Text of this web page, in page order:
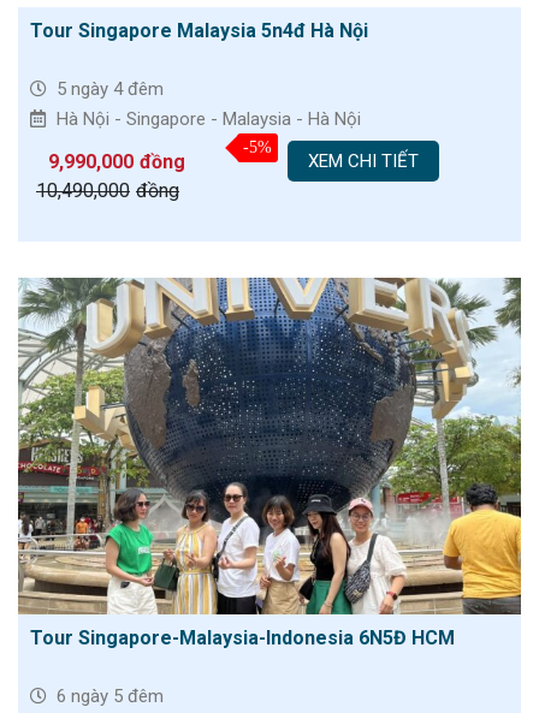
Tour Singapore Malaysia 5n4đ Hà Nội
5 ngày 4 đêm
Hà Nội - Singapore - Malaysia - Hà Nội
9,990,000 đồng
10,490,000 đồng
-5%
XEM CHI TIẾT
Tour Singapore-Malaysia-Indonesia 6N5Đ HCM
6 ngày 5 đêm